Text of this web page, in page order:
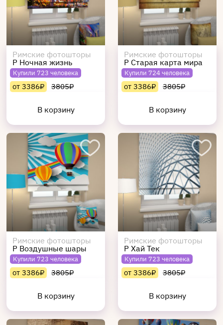
Римские фотошторы
Р Ночная жизнь
Купили 723 человека
от 3386₽ 3805₽
В корзину
Римские фотошторы
Р Старая карта мира
Купили 724 человека
от 3386₽ 3805₽
В корзину
Римские фотошторы
Р Воздушные шары
Купили 723 человека
от 3386₽ 3805₽
В корзину
Римские фотошторы
Р Хай Тек
Купили 723 человека
от 3386₽ 3805₽
В корзину